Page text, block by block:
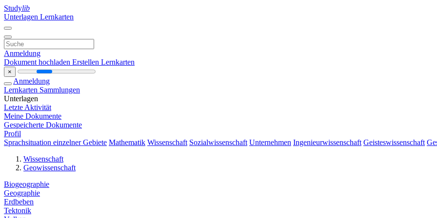
Studylib
Unterlagen Lernkarten
Anmeldung
Dokument hochladen Erstellen Lernkarten
×
Anmeldung
Lernkarten Sammlungen
Unterlagen
Letzte Aktivität
Meine Dokumente
Gespeicherte Dokumente
Profil
Sprachsituation einzelner Gebiete Mathematik Wissenschaft Sozialwissenschaft Unternehmen Ingenieurwissenschaft Geisteswissenschaft
Wissenschaft
Geowissenschaft
Biogeographie
Geographie
Erdbeben
Tektonik